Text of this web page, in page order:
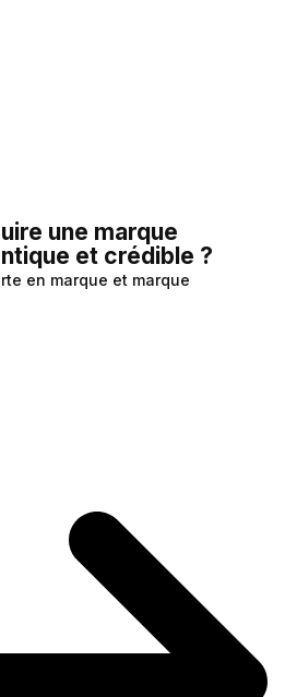
une marque
et crédible ?
en marque et marque